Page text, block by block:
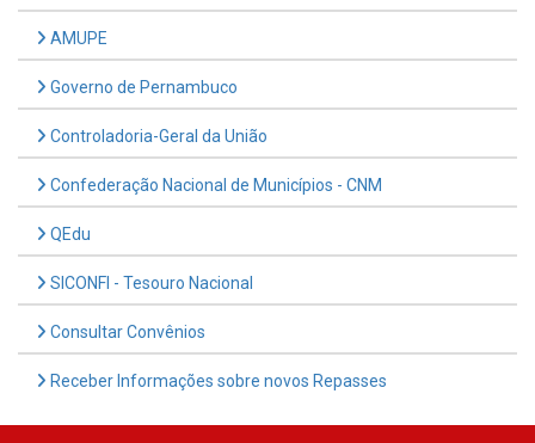
AMUPE
Governo de Pernambuco
Controladoria-Geral da União
Confederação Nacional de Municípios - CNM
QEdu
SICONFI - Tesouro Nacional
Consultar Convênios
Receber Informações sobre novos Repasses